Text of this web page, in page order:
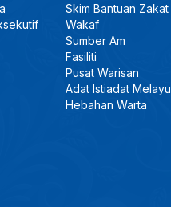
Skim Bantuan Zakat
Wakaf
Sumber Am
Fasiliti
Pusat Warisan
Adat Istiadat Melayu
Hebahan Warta